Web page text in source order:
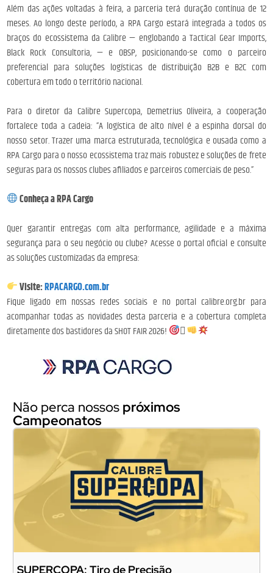
Além das ações voltadas à feira, a parceria terá duração contínua de 12
meses. Ao longo deste período, a RPA Cargo estará integrada a todos os
braços do ecossistema da Calibre — englobando a Tactical Gear Imports,
Black Rock Consultoria, — e OBSP, posicionando-se como o parceiro
preferencial para soluções logísticas de distribuição B2B e B2C com
cobertura em todo o território nacional.
Para o diretor da Calibre Supercopa, Demetrius Oliveira, a cooperação
fortalece toda a cadeia: “A logística de alto nível é a espinha dorsal do
nosso setor. Trazer uma marca estruturada, tecnológica e ousada como a
RPA Cargo para o nosso ecossistema traz mais robustez e soluções de frete
seguras para os nossos clubes afiliados e parceiros comerciais de peso.”
Conheça a RPA Cargo
Quer garantir entregas com alta performance, agilidade e a máxima
segurança para o seu negócio ou clube? Acesse o portal oficial e consulte
as soluções customizadas da empresa:
Visite:RPACARGO.com.br
Fique ligado em nossas redes sociais e no portal calibre.org.br para
acompanhar todas as novidades desta parceria e a cobertura completa
diretamente dos bastidores da SHOT FAIR 2026!
󰎙
Não perca nossos próximos
Campeonatos
SUPERCOPA: Tiro de Precisão